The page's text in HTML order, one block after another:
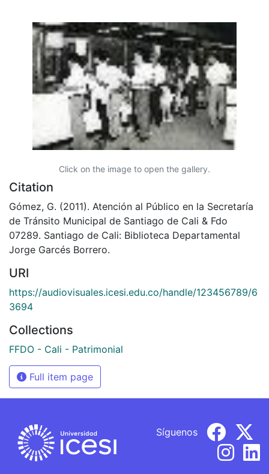
Click on the image to open the gallery.
Citation
Gómez, G. (2011). Atención al Público en la Secretaría
de Tránsito Municipal de Santiago de Cali & Fdo
07289. Santiago de Cali: Biblioteca Departamental
Jorge Garcés Borrero.
URI
https://audiovisuales.icesi.edu.co/handle/123456789/6
3694
Collections
FFDO - Cali - Patrimonial
Full item page
Síguenos